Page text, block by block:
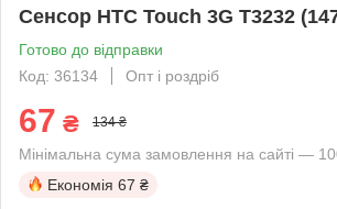
Сенсор HTC Touch 3G T3232
Готово до відправки
Код: 36134
Опт і роздріб
67 ₴ 134 ₴
Мінімальна сума замовлення на сайті —
Економія 67 ₴